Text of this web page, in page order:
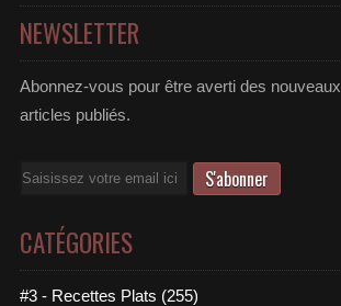
NEWSLETTER
Abonnez-vous pour être averti des nouveaux
articles publiés.
Email
CATÉGORIES
#3 - Recettes Plats (255)